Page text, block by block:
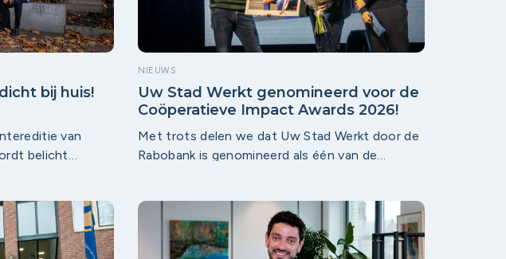
bij huis!
van
belicht
aan duurzame
NIEUWS
Uw Stad Werkt genomineerd voor de
Coöperatieve Impact Awards 2026!
Met trots delen we dat Uw Stad Werkt door de
Rabobank is genomineerd als één van de
2026. Een bijzondere erkenning voor de kracht
van lokale samenwerking en de impact die we
samen met onze partners mogelijk maken.